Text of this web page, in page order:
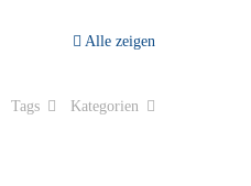
Alle zeigen
Kategorien
Tags